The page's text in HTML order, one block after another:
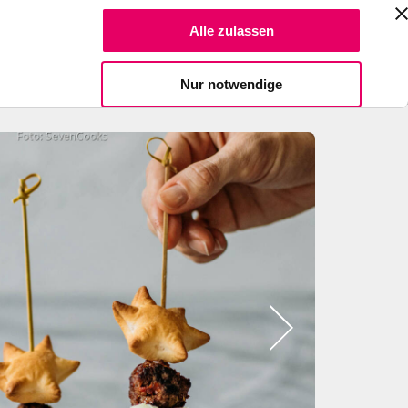
Alle zulassen
Nur notwendige
Spendiere einen Kaffee
Suche
Bild